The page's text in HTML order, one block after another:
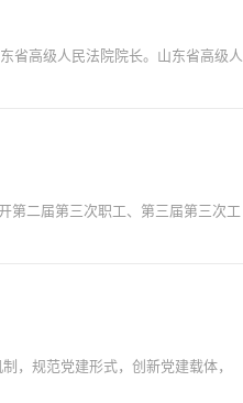
省高级人民法院院长。山东省高级人
第二届第三次职工、第三届第三次工
，规范党建形式，创新党建载体，